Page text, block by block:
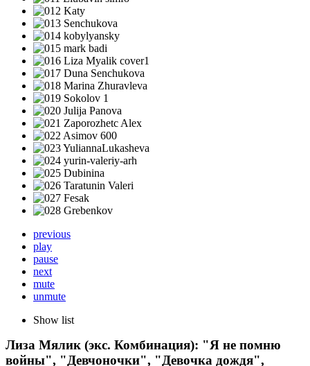
previous
play
pause
next
mute
unmute
Show list
Лиза Мялик (экс. Комбинация): "Я не помню
войны", "Девчоночки", "Девочка дождя",